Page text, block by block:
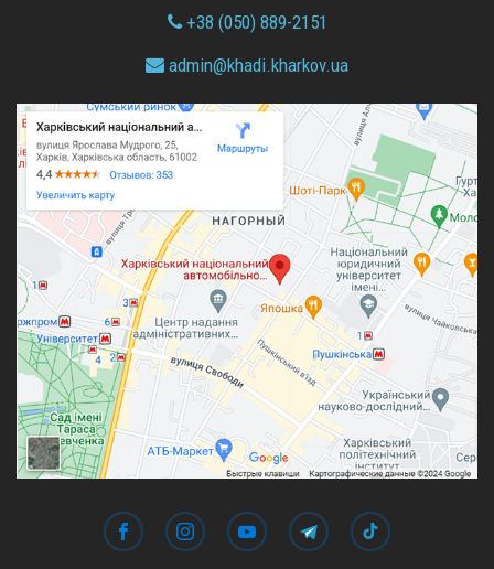
+38 (050) 889-2151
admin@khadi.kharkov.ua